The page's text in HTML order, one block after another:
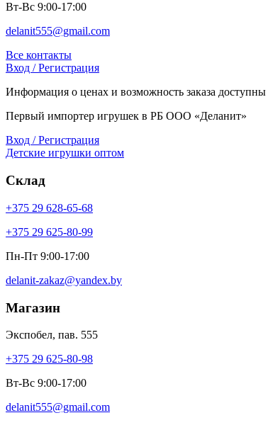
Вт-Вс 9:00-17:00
delanit555@gmail.com
Все контакты
Вход / Регистрация
Информация о ценах и возможность заказа
Первый импортер игрушек в РБ ООО «Деланит»
Вход / Регистрация
Детские игрушки оптом
Склад
+375 29 628-65-68
+375 29 625-80-99
Пн-Пт 9:00-17:00
delanit-zakaz@yandex.by
Магазин
Экспобел, пав. 555
+375 29 625-80-98
Вт-Вс 9:00-17:00
delanit555@gmail.com